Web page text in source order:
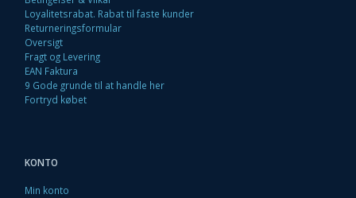
Loyalitetsrabat. Rabat til faste kunder
Returneringsformular
Oversigt
Fragt og Levering
EAN Faktura
9 Gode grunde til at handle her
Fortryd købet
KONTO
Min konto